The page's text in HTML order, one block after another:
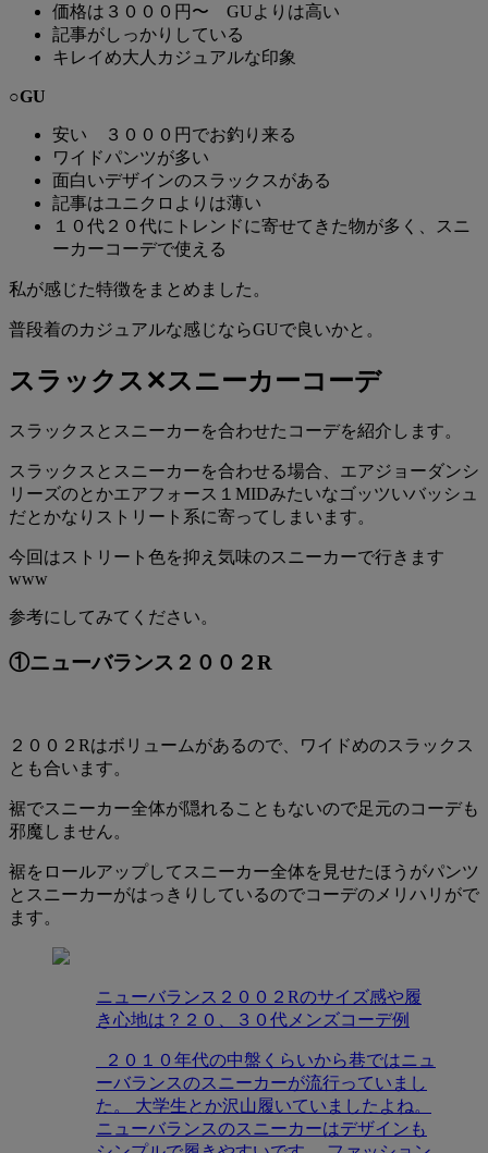
価格は３０００円〜 GUよりは高い
記事がしっかりしている
キレイめ大人カジュアルな印象
○GU
安い ３０００円でお釣り来る
ワイドパンツが多い
面白いデザインのスラックスがある
記事はユニクロよりは薄い
１０代２０代にトレンドに寄せてきた物が多く、スニ
ーカーコーデで使える
私が感じた特徴をまとめました。
普段着のカジュアルな感じならGUで良いかと。
スラックス✕スニーカーコーデ
スラックスとスニーカーを合わせたコーデを紹介します。
スラックスとスニーカーを合わせる場合、エアジョーダンシ
リーズのとかエアフォース１MIDみたいなゴッツいバッシュ
だとかなりストリート系に寄ってしまいます。
今回はストリート色を抑え気味のスニーカーで行きます
www
参考にしてみてください。
①ニューバランス２００２R
２００２Rはボリュームがあるので、ワイドめのスラックス
とも合います。
裾でスニーカー全体が隠れることもないので足元のコーデも
邪魔しません。
裾をロールアップしてスニーカー全体を見せたほうがパンツ
とスニーカーがはっきりしているのでコーデのメリハリがで
ます。
ニューバランス２００２Rのサイズ感や履
き心地は？２０、３０代メンズコーデ例
２０１０年代の中盤くらいから巷ではニュ
ーバランスのスニーカーが流行っていまし
た。 大学生とか沢山履いていましたよね。
ニューバランスのスニーカーはデザインも